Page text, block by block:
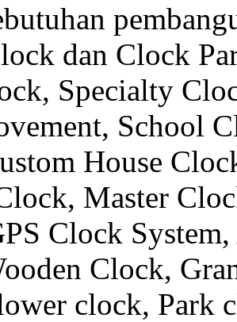
dan Clock
Specialty
School
House
Master
Clock
Clock,
clock, Park